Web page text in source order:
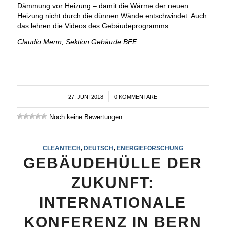
Dämmung vor Heizung – damit die Wärme der neuen
Heizung nicht durch die dünnen Wände entschwindet. Auch
das lehren die Videos des Gebäudeprogramms.
Claudio Menn, Sektion Gebäude BFE
27. JUNI 2018
/ 0 KOMMENTARE
Noch keine Bewertungen
CLEANTECH DEUTSCH ENERGIEFORSCHUNG
GEBÄUDEHÜLLE DER
ZUKUNFT:
INTERNATIONALE
KONFERENZ IN BERN